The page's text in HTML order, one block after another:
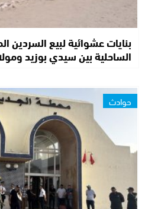
بنايات عشوائية لبيع
الساحلية بين سيدي بوزيد
حوادث